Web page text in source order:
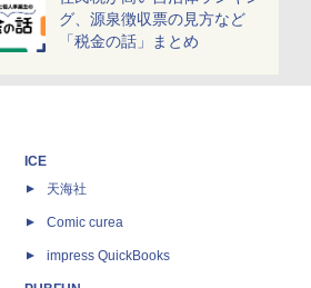
グ、源泉徴収票の見方など
「税金の話」まとめ
ICE
天海社
Comic curea
impress QuickBooks